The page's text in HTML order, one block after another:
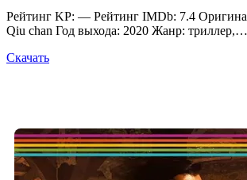
Рейтинг KP: — Рейтинг IMDb: 7.4 Оригинальное название:
Qiu chan Год выхода: 2020 Жанр: триллер,…
Скачать